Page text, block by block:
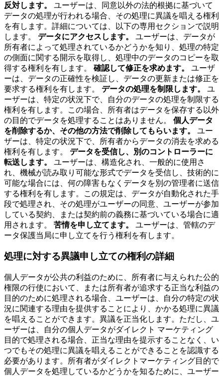
反対します。
ユーザーは、同意以外の法的根拠に基づいて
データの処理が行われる場合、その処理に異議を唱える権利
を有します。詳細については、以下の専用セクションで説明
します。 データにアクセスします。
ユーザーは、データが
所有者によって処理されているかどうかを知り、処理の特定
の側面に関する開示を取得し、処理中のデータのコピーを取
得する権利を有します。 確認して修正を求めます。
ユーザ
ーは、データの正確性を検証し、データの更新または修正を
要求する権利を有します。 データの処理を制限します。
ユ
ーザーは、特定の状況下で、自分のデータの処理を制限する
権利を有します。この場合、所有者はデータを保存する以外
の目的でデータを処理することはありません。 個人データ
を削除するか、その他の方法で削除してもらいます。
ユー
ザーは、特定の状況下で、所有者からデータの消去を求める
権利を有します。 データを受信し、別のコントローラーに
転送します。
ユーザーは、構造化され、一般的に使用さ
れ、機械が読み取り可能な形式でデータを受信し、技術的に
可能な場合には、何の障害もなくデータを別の管理者に送信
する権利を有します。この規定は、データが自動化された手
段で処理され、その処理がユーザーの同意、ユーザーが参加
している契約、または契約前の義務に基づいている場合に適
用されます。 苦情を申し立てます。
ユーザーは、管轄のデ
ータ保護当局に申し立てを行う権利を有します。
処理に対する異議申し立ての権利の詳細
個人データが公共の利益のために、所有者に与えられた公的
権限の行使において、または所有者が追求する正当な利益の
目的のために処理される場合、ユーザーは、自分の特定の状
況に関連する理由を提供することにより、かかる処理に異議
を唱えることができます。異議を正当化します。ただし、ユ
ーザーは、自分の個人データがダイレクト マーケティング
目的で処理される場合、正当な理由を提示することなく、い
つでもその処理に異議を唱えることができることを認識する
必要があります。所有者がダイレクトマーケティング目的で
個人データを処理しているかどうかを知るために、ユーザー